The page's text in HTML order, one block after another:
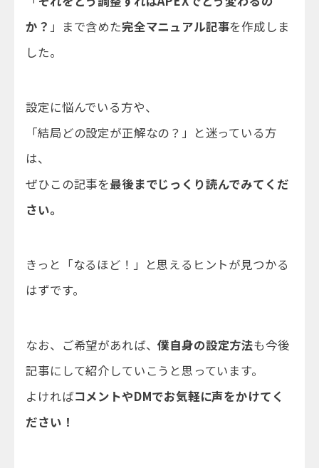
か？ 」まで含めた完全マニュアル記事を作成しま
した。
設定に悩んでいる方や、
「結局どの設定が正解なの？」と迷っている方
は、
ぜひこの記事を最後までじっくり読んでみてくだ
さい。
きっと「なるほど！」と思えるヒントが見つかる
はずです。
なお、ご希望があれば、僕自身の設定方法も今後
記事にして紹介していこうと思っています。
よければコメントやDMでお気軽に声をかけてく
ださい！